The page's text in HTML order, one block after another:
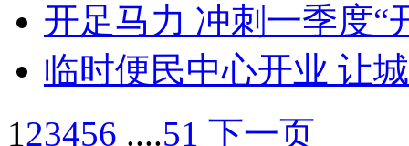
开足马力 冲刺一季度“
临时便民中心开业 让
123456 ....51 下一页